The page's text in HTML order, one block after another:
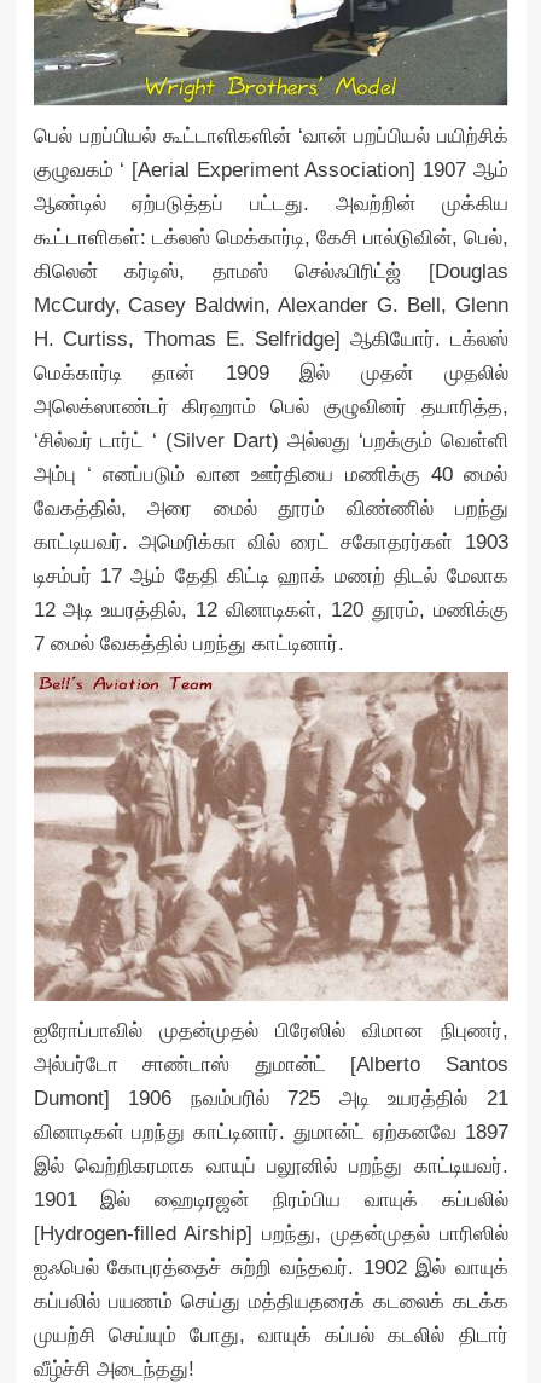
பெல் பறப்பியல் கூட்டாளிகளின் ‘வான் பறப்பியல் பயிற்சிக்
குழுவகம் ‘ [Aerial Experiment Association] 1907 ஆம்
ஆண்டில் ஏற்படுத்தப் பட்டது. அவற்றின் முக்கிய
கூட்டாளிகள்: டக்லஸ் மெக்கார்டி, கேசி பால்டுவின், பெல்,
கிலென் கர்டிஸ், தாமஸ் செல்ஃபிரிட்ஜ் [Douglas
McCurdy, Casey Baldwin, Alexander G. Bell, Glenn
H. Curtiss, Thomas E. Selfridge] ஆகியோர். டக்லஸ்
மெக்கார்டி தான் 1909 இல் முதன் முதலில்
அலெக்ஸாண்டர் கிரஹாம் பெல் குழுவினர் தயாரித்த,
‘சில்வர் டார்ட் ‘ (Silver Dart) அல்லது ‘பறக்கும் வெள்ளி
அம்பு ‘ எனப்படும் வான ஊர்தியை மணிக்கு 40 மைல்
வேகத்தில், அரை மைல் தூரம் விண்ணில் பறந்து
காட்டியவர். அமெரிக்கா வில் ரைட் சகோதரர்கள் 1903
டிசம்பர் 17 ஆம் தேதி கிட்டி ஹாக் மணற் திடல் மேலாக
12 அடி உயரத்தில், 12 வினாடிகள், 120 தூரம், மணிக்கு
7 மைல் வேகத்தில் பறந்து காட்டினார்.
ஐரோப்பாவில் முதன்முதல் பிரேஸில் விமான நிபுணர்,
அல்பர்டோ சாண்டாஸ் துமான்ட் [Alberto Santos
Dumont] 1906 நவம்பரில் 725 அடி உயரத்தில் 21
வினாடிகள் பறந்து காட்டினார். துமான்ட் ஏற்கனவே 1897
இல் வெற்றிகரமாக வாயுப் பலூனில் பறந்து காட்டியவர்.
1901 இல் ஹைடிரஜன் நிரம்பிய வாயுக் கப்பலில்
[Hydrogen-filled Airship] பறந்து, முதன்முதல் பாரிஸில்
ஐஃபெல் கோபுரத்தைச் சுற்றி வந்தவர். 1902 இல் வாயுக்
கப்பலில் பயணம் செய்து மத்தியதரைக் கடலைக் கடக்க
முயற்சி செய்யும் போது, வாயுக் கப்பல் கடலில் திடார்
வீழ்ச்சி அடைந்தது!